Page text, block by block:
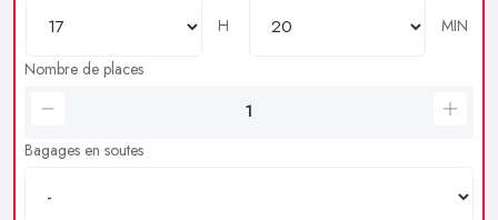
H
MIN
Nombre de places
Bagages en soutes